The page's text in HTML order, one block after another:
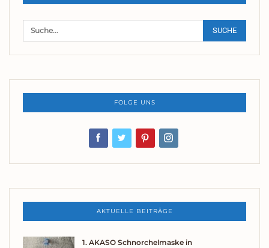
FOLGE UNS
AKTUELLE BEITRÄGE
1. AKASO Schnorchelmaske in